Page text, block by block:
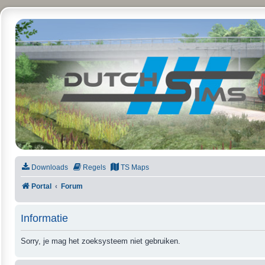
DutchSims
Downloads Regels TS Maps
Portal Forum
Informatie
Sorry, je mag het zoeksysteem niet gebruiken.